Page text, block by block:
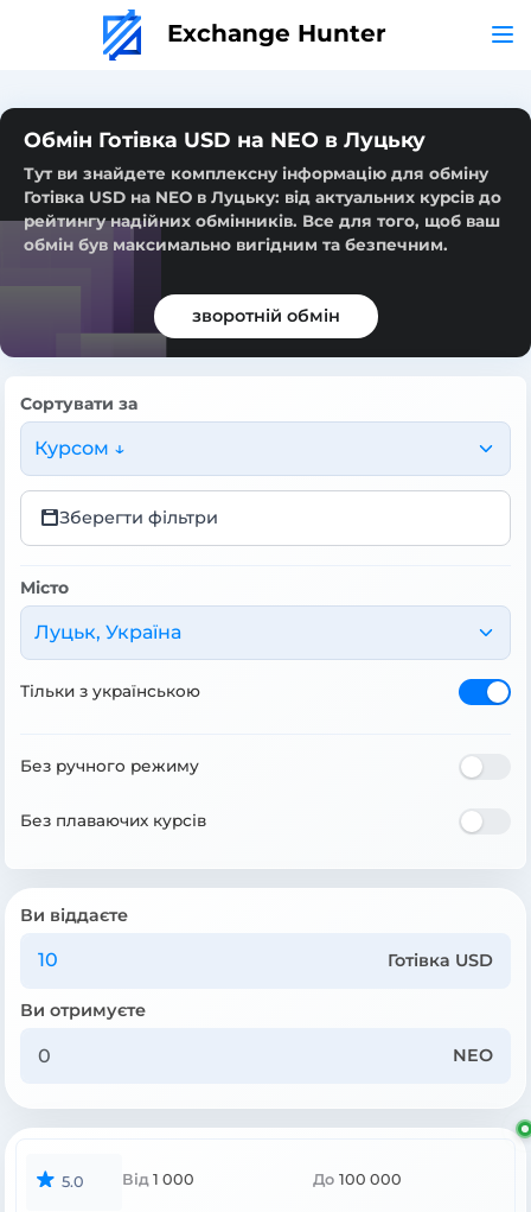
Exchange Hunter
Обмін Готівка USD на NEO в Луцьку
Тут ви знайдете комплексну інформацію для обміну
Готівка USD на NEO в Луцьку: від актуальних курсів до
рейтингу надійних обмінників. Все для того, щоб ваш
обмін був максимально вигідним та безпечним.
зворотній обмін
Сортувати за
Курсом ↓
Зберегти фільтри
Місто
Луцьк, Україна
Тільки з українською
Без ручного режиму
Без плаваючих курсів
Ви віддаєте
Готівка USD
Ви отримуєте
NEO
5.0 Від 1 000 До 100 000